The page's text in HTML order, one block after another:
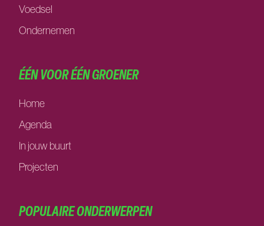
Voedsel
Ondernemen
ÉÉN VOOR ÉÉN GROENER
Home
Agenda
In jouw buurt
Projecten
POPULAIRE ONDERWERPEN